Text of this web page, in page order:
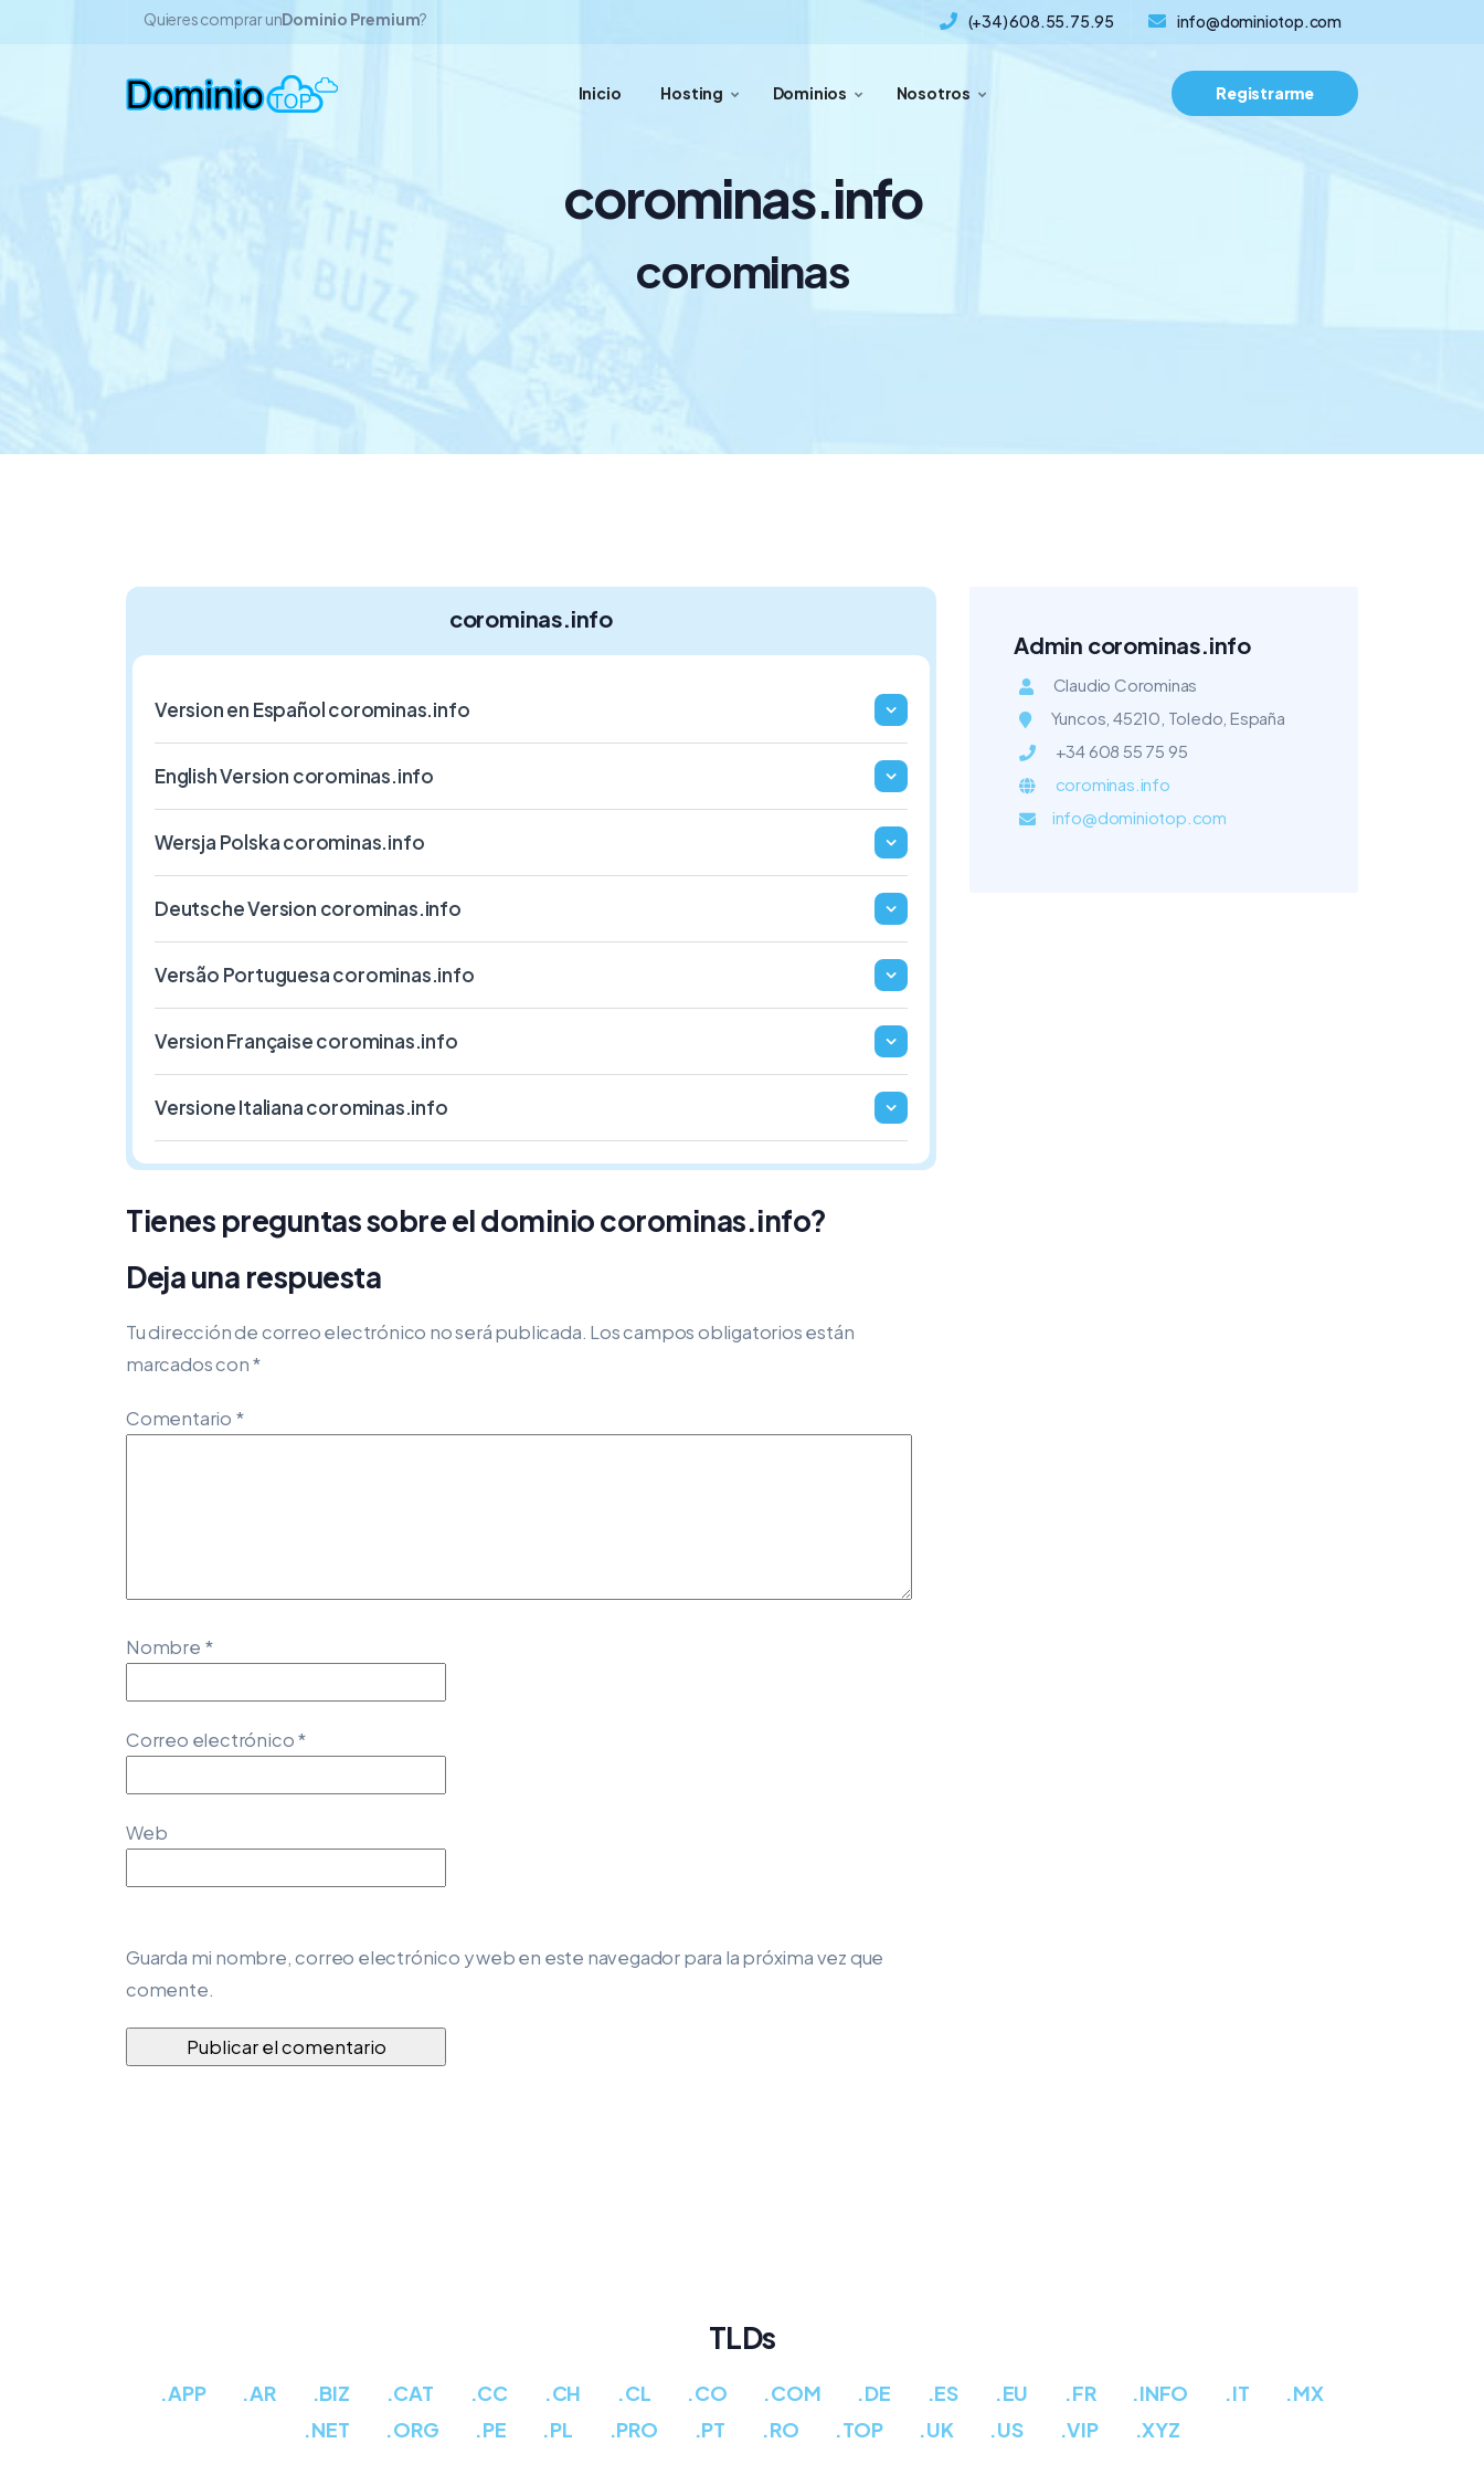
Quieres comprar unDominio Premium? (+34) 608.55.75.95 info@dominiotop.com
Inicio Hosting Dominios Nosotros Registrarme
corominas.info
corominas
corominas.info
Version en Español corominas.info
English Version corominas.info
Wersja Polska corominas.info
Deutsche Version corominas.info
Versão Portuguesa corominas.info
Version Française corominas.info
Versione Italiana corominas.info
Tienes preguntas sobre el dominio corominas.info?
Deja una respuesta
Tu dirección de correo electrónico no será publicada. Los campos obligatorios están
marcados con*
Comentario *
Nombre *
Correo electrónico*
Web
Guarda mi nombre, correo electrónico y web en este navegador para la próxima vez que
comente.
Admin corominas.info
Claudio Corominas
Yuncos, 45210, Toledo, España
+34 608 55 75 95
corominas.info
info@dominiotop.com
TLDs
.APP .AR .BIZ .CAT .CC .CH .CL .CO .COM .DE .ES .EU .FR .INFO .IT
.MX
.NET
.ORG .PE .PL .PRO .PT .RO .TOP .UK .US .VIP .XYZ